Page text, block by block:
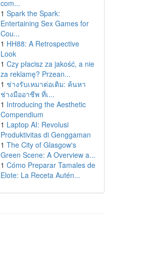
com...
1 Spark the Spark:
Entertaining Sex Games for
Cou...
1 HH88: A Retrospective
Look
1 Czy płacisz za jakość, a nie
za reklamę? Przean...
1 ช่างรับเหมาต่อเติม: ค้นหา
ช่างมืออาชีพ ที่เ...
1 Introducing the Aesthetic
Compendium
1 Laptop AI: Revolusi
Produktivitas di Genggaman
1 The City of Glasgow's
Green Scene: A Overview a...
1 Cómo Preparar Tamales de
Elote: La Receta Autén...